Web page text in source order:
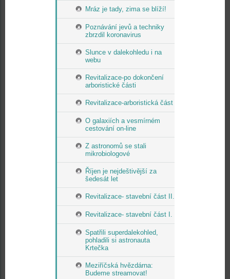
Mráz je tady, zima se blíží!
Poznávání jevů a techniky
zbrzdil koronavirus
Slunce v dalekohledu i na
webu
Revitalizace-po dokončení
arboristické části
Revitalizace-arboristická část
O galaxiích a vesmírném
cestování on-line
Z astronomů se stali
mikrobiologové
Říjen je nejdeštivější za
šedesát let
Revitalizace- stavební část II.
Revitalizace- stavební část I.
Spatřili superdalekohled,
pohladili si astronauta
Krtečka
Meziříčská hvězdárna:
Budeme streamovat!